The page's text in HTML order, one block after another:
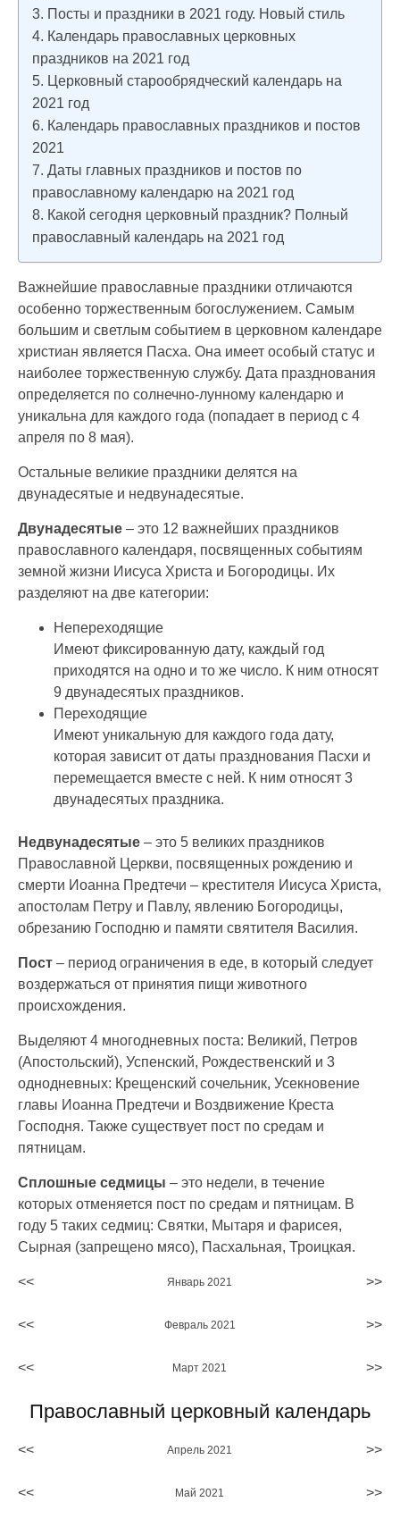
Посты и праздники в 2021 году. Новый стиль
Календарь православных церковных
праздников на 2021 год
Церковный старообрядческий календарь на
2021 год
Календарь православных праздников и постов
2021
Даты главных праздников и постов по
православному календарю на 2021 год
Какой сегодня церковный праздник? Полный
православный календарь на 2021 год
Важнейшие православные праздники отличаются
особенно торжественным богослужением. Самым
большим и светлым событием в церковном календаре
христиан является Пасха. Она имеет особый статус и
наиболее торжественную службу. Дата празднования
определяется по солнечно-лунному календарю и
уникальна для каждого года (попадает в период с 4
апреля по 8 мая).
Остальные великие праздники делятся на
двунадесятые и недвунадесятые.
Двунадесятые – это 12 важнейших праздников
православного календаря, посвященных событиям
земной жизни Иисуса Христа и Богородицы. Их
разделяют на две категории:
Непереходящие
Имеют фиксированную дату, каждый год
приходятся на одно и то же число. К ним относят
9 двунадесятых праздников.
Переходящие
Имеют уникальную для каждого года дату,
которая зависит от даты празднования Пасхи и
перемещается вместе с ней. К ним относят 3
двунадесятых праздника.
Недвунадесятые – это 5 великих праздников
Православной Церкви, посвященных рождению и
смерти Иоанна Предтечи – крестителя Иисуса Христа,
апостолам Петру и Павлу, явлению Богородицы,
обрезанию Господню и памяти святителя Василия.
Пост – период ограничения в еде, в который следует
воздержаться от принятия пищи животного
происхождения.
Выделяют 4 многодневных поста: Великий, Петров
(Апостольский), Успенский, Рождественский и 3
однодневных: Крещенский сочельник, Усекновение
главы Иоанна Предтечи и Воздвижение Креста
Господня. Также существует пост по средам и
пятницам.
Сплошные седмицы – это недели, в течение
которых отменяется пост по средам и пятницам. В
году 5 таких седмиц: Святки, Мытаря и фарисея,
Сырная (запрещено мясо), Пасхальная, Троицкая.
<< Январь 2021 >>
<< Февраль 2021 >>
<< Март 2021 >>
Православный церковный календарь
<< Апрель 2021 >>
<< Май 2021 >>